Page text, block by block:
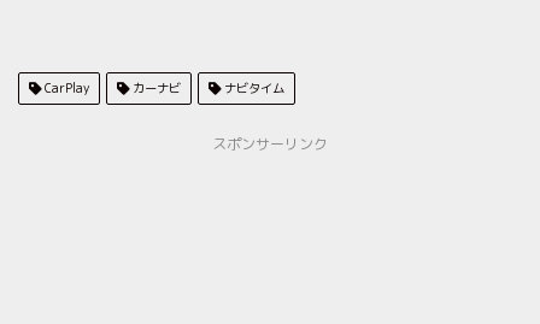
CarPlay カーナビ ナビタイム
スポンサーリンク